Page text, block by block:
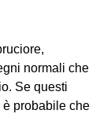
normali che
Se questi
probabile che